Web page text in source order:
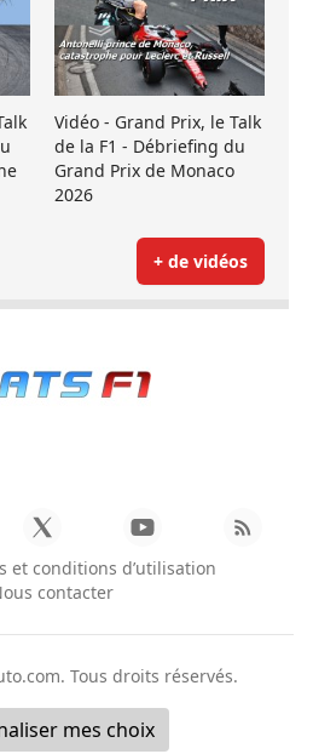
Vidéo - Grand Prix, le Talk
de la F1 - Débriefing du
Grand Prix de Monaco
2026
+ de vidéos
et conditions d’utilisation
contacter
. Tous droits réservés.
mes choix